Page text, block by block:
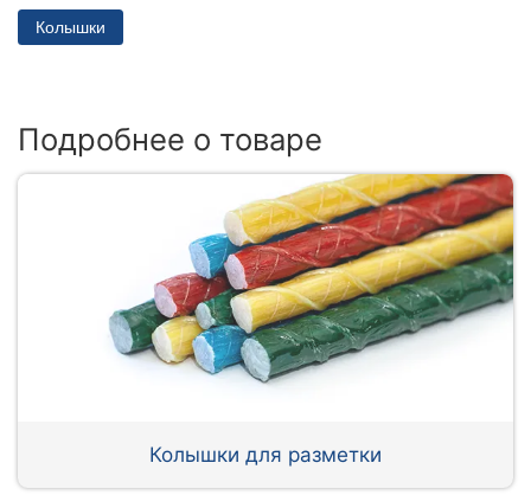
Колышки
Подробнее о товаре
Колышки для разметки